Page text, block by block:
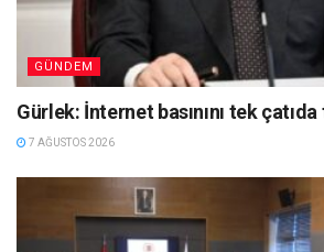
GÜNDEM
Gürlek: İnternet basınını tek
7 AĞUSTOS 2026